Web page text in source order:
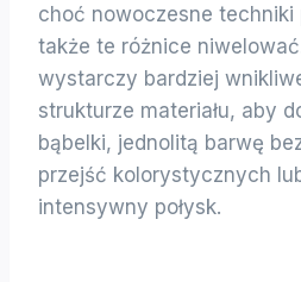
choć nowoczesne techniki
także te różnice
wystarczy bardziej
strukturze materiału, aby
bąbelki, jednolitą barwę
przejść kolorystycznych
intensywny połysk.